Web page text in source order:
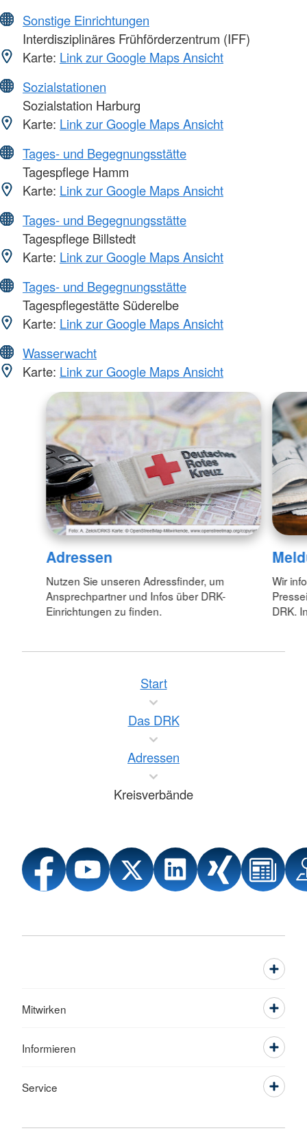
Sonstige Einrichtungen
Interdisziplinäres Frühförderzentrum (IFF)
Karte: Link zur Google Maps Ansicht
Sozialstationen
Sozialstation Harburg
Karte: Link zur Google Maps Ansicht
Tages- und Begegnungsstätte
Tagespflege Hamm
Karte: Link zur Google Maps Ansicht
Tages- und Begegnungsstätte
Tagespflege Billstedt
Karte: Link zur Google Maps Ansicht
Tages- und Begegnungsstätte
Tagespflegestätte Süderelbe
Karte: Link zur Google Maps Ansicht
Wasserwacht
Karte: Link zur Google Maps Ansicht
Adressen
Nutzen Sie unseren Adressfinder, um
Ansprechpartner und Infos über DRK-
Einrichtungen zu finden.
Wir
DRK.
Start
Das DRK
Adressen
Kreisverbände
Mitwirken
Informieren
Service